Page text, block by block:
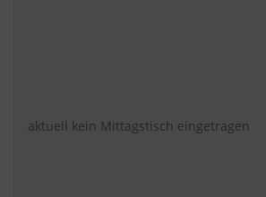
aktuell kein Mittagstisch eingetragen